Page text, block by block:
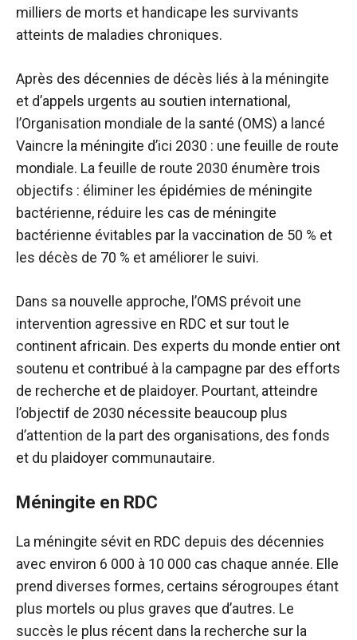
milliers de morts et handicape les survivants
atteints de maladies chroniques.
Après des décennies de décès liés à la méningite
et d’appels urgents au soutien international,
l’Organisation mondiale de la santé (OMS) a lancé
Vaincre la méningite d’ici 2030 : une feuille de route
mondiale. La feuille de route 2030 énumère trois
objectifs : éliminer les épidémies de méningite
bactérienne, réduire les cas de méningite
bactérienne évitables par la vaccination de 50 % et
les décès de 70 % et améliorer le suivi.
Dans sa nouvelle approche, l’OMS prévoit une
intervention agressive en RDC et sur tout le
continent africain. Des experts du monde entier ont
soutenu et contribué à la campagne par des efforts
de recherche et de plaidoyer. Pourtant, atteindre
l’objectif de 2030 nécessite beaucoup plus
d’attention de la part des organisations, des fonds
et du plaidoyer communautaire.
Méningite en RDC
La méningite sévit en RDC depuis des décennies
avec environ 6 000 à 10 000 cas chaque année. Elle
prend diverses formes, certains sérogroupes étant
plus mortels ou plus graves que d’autres. Le
succès le plus récent dans la recherche sur la